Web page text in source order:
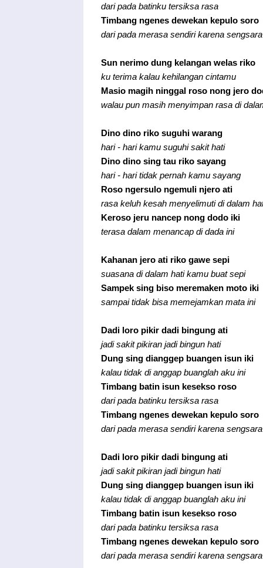
dari pada batinku tersiksa rasa
Timbang ngenes dewekan kepulo soro
dari pada merasa sendiri karena sengsara
Sun nerimo dung kelangan welas riko
ku terima kalau kehilangan cintamu
Masio magih ninggal roso nong jero
walau pun masih menyimpan rasa di
Dino dino riko suguhi warang
hari - hari kamu suguhi sakit hati
Dino dino sing tau riko sayang
hari - hari tidak pernah kamu sayang
Roso ngersulo ngemuli njero ati
rasa keluh kesah menyelimuti di dalam
Keroso jeru nancep nong dodo iki
terasa dalam menancap di dada ini
Kahanan jero ati riko gawe sepi
suasana di dalam hati kamu buat sepi
Sampek sing biso meremaken moto iki
sampai tidak bisa memejamkan mata ini
Dadi loro pikir dadi bingung ati
jadi sakit pikiran jadi bingun hati
Dung sing dianggep buangen isun iki
kalau tidak di anggap buanglah aku ini
Timbang batin isun kesekso roso
dari pada batinku tersiksa rasa
Timbang ngenes dewekan kepulo soro
dari pada merasa sendiri karena sengsara
Dadi loro pikir dadi bingung ati
jadi sakit pikiran jadi bingun hati
Dung sing dianggep buangen isun iki
kalau tidak di anggap buanglah aku ini
Timbang batin isun kesekso roso
dari pada batinku tersiksa rasa
Timbang ngenes dewekan kepulo soro
dari pada merasa sendiri karena sengsara